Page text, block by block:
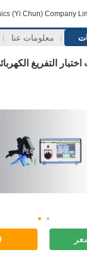
(Yi Chun) Company
معلومات عنا